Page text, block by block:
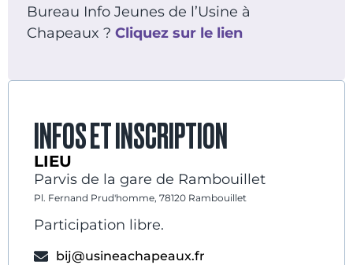
Bureau Info Jeunes de l’Usine à
Chapeaux ? Cliquez sur le lien
INFOS ET INSCRIPTION
LIEU
Parvis de la gare de Rambouillet
Pl. Fernand Prud'homme, 78120 Rambouillet
Participation libre.
bij@usineachapeaux.fr